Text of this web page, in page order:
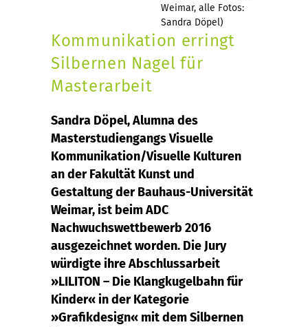
Weimar, alle Fotos:
Sandra Döpel)
Kommunikation erringt
Silbernen Nagel für
Masterarbeit
Sandra Döpel, Alumna des
Masterstudiengangs Visuelle
Kommunikation/Visuelle Kulturen
an der Fakultät Kunst und
Gestaltung der Bauhaus-Universität
Weimar, ist beim ADC
Nachwuchswettbewerb 2016
ausgezeichnet worden. Die Jury
würdigte ihre Abschlussarbeit
»LILITON – Die Klangkugelbahn für
Kinder« in der Kategorie
»Grafikdesign« mit dem Silbernen